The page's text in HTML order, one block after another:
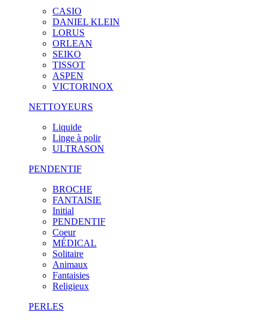
CASIO
DANIEL KLEIN
LORUS
ORLEAN
SEIKO
TISSOT
ASPEN
VICTORINOX
NETTOYEURS
Liquide
Linge à polir
ULTRASON
PENDENTIF
BROCHE
FANTAISIE
Initial
PENDENTIF
Coeur
MÉDICAL
Solitaire
Animaux
Fantaisies
Religieux
PERLES